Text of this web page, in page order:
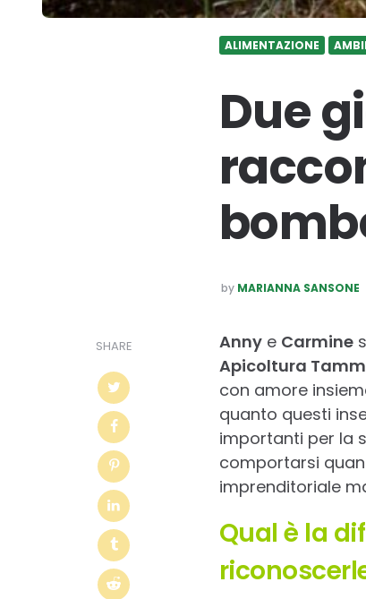
ALIMENTAZIONE
Due
POSTED
BY
by MARIANNA SANSONE
SHARE Annye Carmine
Apicoltura
con amore
quanto questi
importanti per la
comportarsi
imprenditoriale
Qual è la